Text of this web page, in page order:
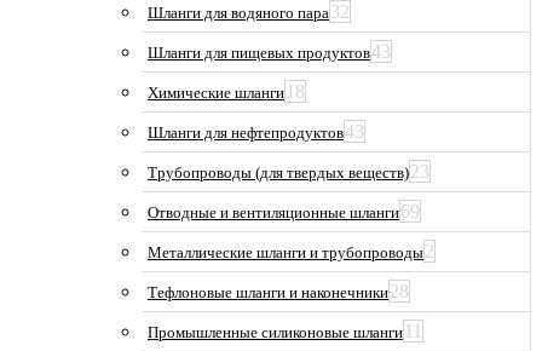
Шланги для водяного пара32
Шланги для пищевых продуктов43
Химические шланги 18
Шланги для нефтепродуктов43
Трубопроводы (для твердых веществ)23
Отводные и вентиляционные шланги69
Металлические шланги и трубопроводы2
Тефлоновые шланги и наконечники28
Промышленные силиконовые шланги 11